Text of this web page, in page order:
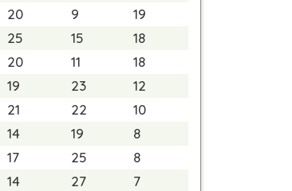
20 9
19
25 15
18
20 11
18
19 23
12
21 22
10
14 19
8
17 25
8
14 27
7